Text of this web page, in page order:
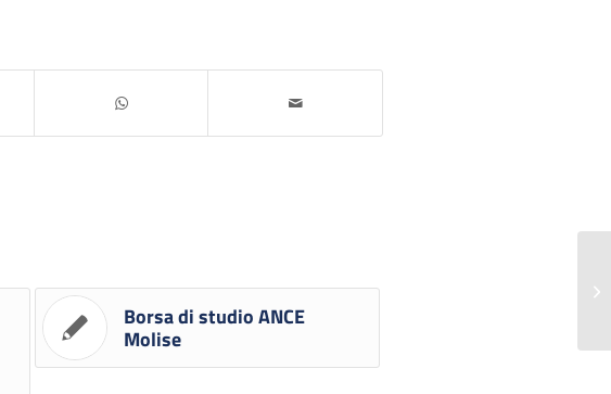
Borsa di studio ANCE
Molise